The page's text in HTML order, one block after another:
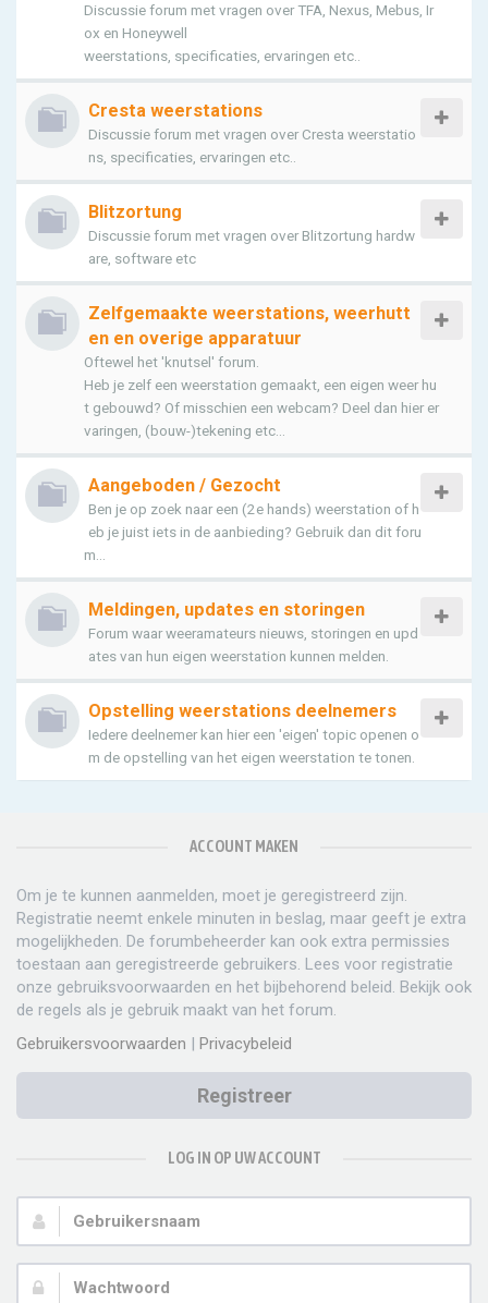
Discussie forum met vragen over TFA, Nexus, Mebus, Ir
ox en Honeywell
weerstations, specificaties, ervaringen etc..
Cresta weerstations
Discussie forum met vragen over Cresta weerstatio
ns, specificaties, ervaringen etc..
Blitzortung
Discussie forum met vragen over Blitzortung hardw
are, software etc
Zelfgemaakte weerstations, weerhutt
en en overige apparatuur
Oftewel het 'knutsel' forum.
Heb je zelf een weerstation gemaakt, een eigen weer hu
t gebouwd? Of misschien een webcam? Deel dan hier er
varingen, (bouw-)tekening etc...
Aangeboden / Gezocht
Ben je op zoek naar een (2e hands) weerstation of h
eb je juist iets in de aanbieding? Gebruik dan dit foru
m...
Meldingen, updates en storingen
Forum waar weeramateurs nieuws, storingen en upd
ates van hun eigen weerstation kunnen melden.
Opstelling weerstations deelnemers
Iedere deelnemer kan hier een 'eigen' topic openen o
m de opstelling van het eigen weerstation te tonen.
ACCOUNT MAKEN
Om je te kunnen aanmelden, moet je geregistreerd zijn.
Registratie neemt enkele minuten in beslag, maar geeft je extra
mogelijkheden. De forumbeheerder kan ook extra permissies
toestaan aan geregistreerde gebruikers. Lees voor registratie
onze gebruiksvoorwaarden en het bijbehorend beleid. Bekijk ook
de regels als je gebruik maakt van het forum.
Gebruikersvoorwaarden | Privacybeleid
Registreer
LOG IN OP UW ACCOUNT
Gebruikersnaam:
Wachtwoord: